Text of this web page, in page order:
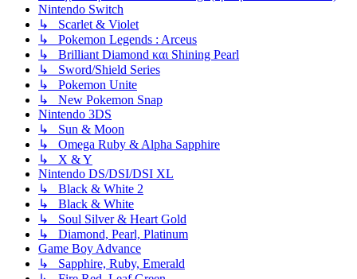
Nintendo Switch
↳ Scarlet & Violet
↳ Pokemon Legends : Arceus
↳ Brilliant Diamond και Shining Pearl
↳ Sword/Shield Series
↳ Pokemon Unite
↳ New Pokemon Snap
Nintendo 3DS
↳ Sun & Moon
↳ Omega Ruby & Alpha Sapphire
↳ X & Y
Nintendo DS/DSI/DSI XL
↳ Black & White 2
↳ Black & White
↳ Soul Silver & Heart Gold
↳ Diamond, Pearl, Platinum
Game Boy Advance
↳ Sapphire, Ruby, Emerald